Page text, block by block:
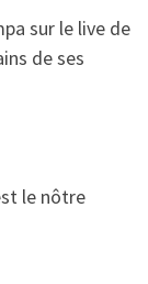
sur le live de
de ses
le nôtre